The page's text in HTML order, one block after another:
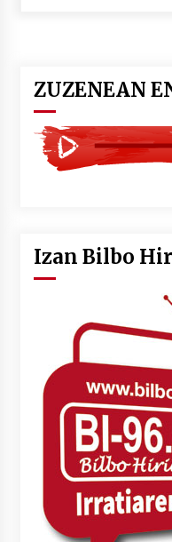
da
2026/
2026/
2026/
lan
2026/
Tiga,
2026/
ZUZENEAN
Izan Bilbo